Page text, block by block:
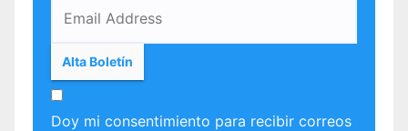
Doy mi consentimiento para recibir correos